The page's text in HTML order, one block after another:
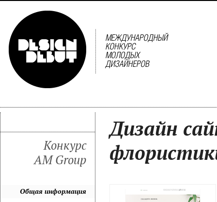
Дизайн
Конкурс
AM Group
Общая информация